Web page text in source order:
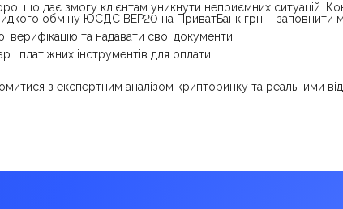
що дає змогу клієнтам уникнути неприємних ситуацій.
обміну ЮСДС BEP20 на ПриватБанк грн, - заповнити
та надавати свої документи.
платіжних інструментів для оплати.
з експертним аналізом крипторинку та реальними